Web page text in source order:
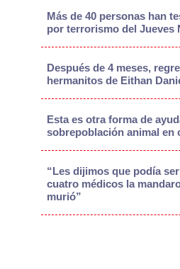
Más de 40 personas han
por terrorismo del Jueves
Después de 4 meses,
hermanitos de Eithan
Esta es otra forma de
sobrepoblación animal en
“Les dijimos que podía
cuatro médicos la
murió”